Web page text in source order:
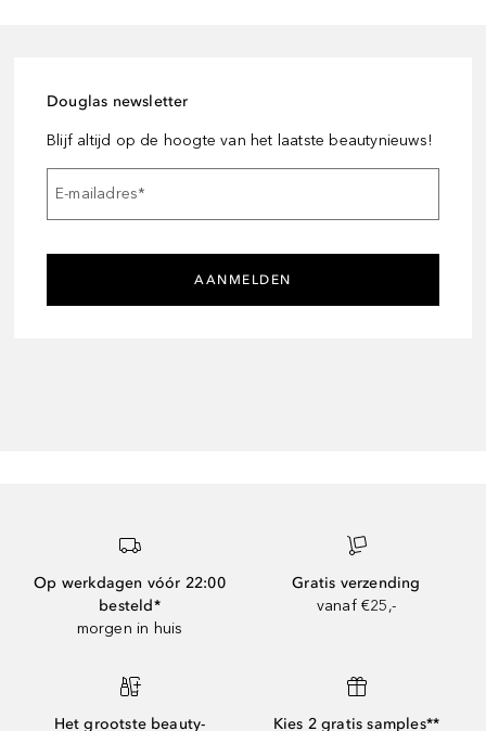
Douglas newsletter
Blijf altijd op de hoogte van het laatste beautynieuws!
E-mailadres*
AANMELDEN
Op werkdagen vóór 22:00
besteld*
morgen in huis
Gratis verzending
vanaf €25,-
Het grootste beauty- Kies 2 gratis samples**